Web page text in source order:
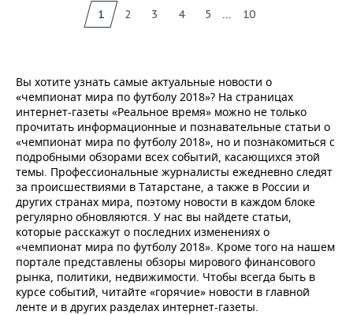
1 2 3 4 5 ... 10
Вы хотите узнать самые актуальные новости о
«чемпионат мира по футболу 2018»? На страницах
интернет-газеты «Реальное время» можно не только
прочитать информационные и познавательные статьи о
«чемпионат мира по футболу 2018», но и познакомиться с
подробными обзорами всех событий, касающихся этой
темы. Профессиональные журналисты ежедневно следят
за происшествиями в Татарстане, а также в России и
других странах мира, поэтому новости в каждом блоке
регулярно обновляются. У нас вы найдете статьи,
которые расскажут о последних изменениях о
«чемпионат мира по футболу 2018». Кроме того на нашем
портале представлены обзоры мирового финансового
рынка, политики, недвижимости. Чтобы всегда быть в
курсе событий, читайте «горячие» новости в главной
ленте и в других разделах интернет-газеты.